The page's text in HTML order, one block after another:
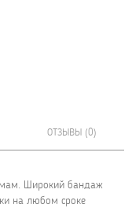
ОТЗЫВЫ (0)
Широкий бандаж
на любом сроке